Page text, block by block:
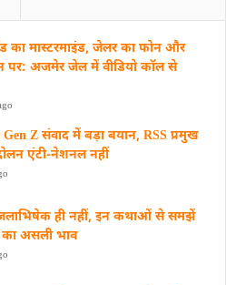
का मास्टरमाइंड, जेलर का फोन और
पर: अजमेर जेल में वीडियो कॉल से
Z संवाद में बड़ा बयान, RSS प्रमुख
एंटी-नेशनल नहीं
ही नहीं, इन कथाओं से समझें
असली भाव